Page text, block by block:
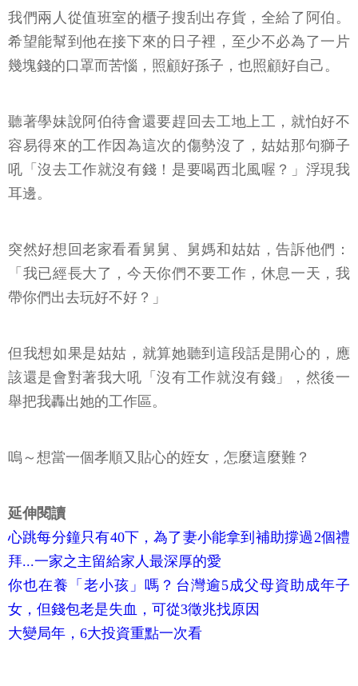
我們兩人從值班室的櫃子搜刮出存貨，全給了阿伯。
希望能幫到他在接下來的日子裡，至少不必為了一片
幾塊錢的口罩而苦惱，照顧好孫子，也照顧好自己。
聽著學妹說阿伯待會還要趕回去工地上工，就怕好不
容易得來的工作因為這次的傷勢沒了，姑姑那句獅子
吼「沒去工作就沒有錢！是要喝西北風喔？」浮現我
耳邊。
突然好想回老家看看舅舅、舅媽和姑姑，告訴他們：
「我已經長大了，今天你們不要工作，休息一天，我
帶你們出去玩好不好？」
但我想如果是姑姑，就算她聽到這段話是開心的，應
該還是會對著我大吼「沒有工作就沒有錢」，然後一
舉把我轟出她的工作區。
嗚～想當一個孝順又貼心的姪女，怎麼這麼難？
延伸閱讀
心跳每分鐘只有40下，為了妻小能拿到補助撐過2個禮
拜...一家之主留給家人最深厚的愛
你也在養「老小孩」嗎？台灣逾5成父母資助成年子
女，但錢包老是失血，可從3徵兆找原因
大變局年，6大投資重點一次看